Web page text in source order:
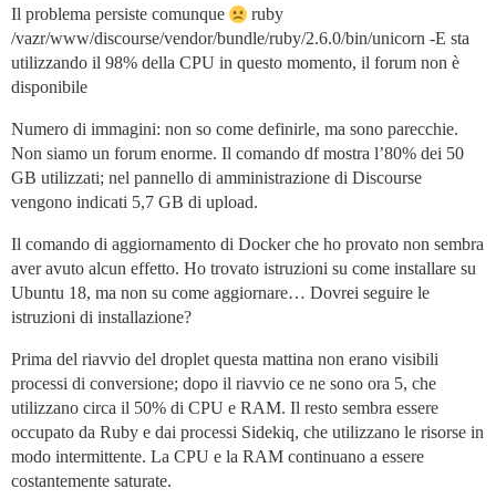
Il problema persiste comunque
ruby
/vazr/www/discourse/vendor/bundle/ruby/2.6.0/bin/unicorn -E sta
utilizzando il 98% della CPU in questo momento, il forum non è
disponibile
Numero di immagini: non so come definirle, ma sono parecchie.
Non siamo un forum enorme. Il comando df mostra l’80% dei 50
GB utilizzati; nel pannello di amministrazione di Discourse
vengono indicati 5,7 GB di upload.
Il comando di aggiornamento di Docker che ho provato non sembra
aver avuto alcun effetto. Ho trovato istruzioni su come installare su
Ubuntu 18, ma non su come aggiornare… Dovrei seguire le
istruzioni di installazione?
Prima del riavvio del droplet questa mattina non erano visibili
processi di conversione; dopo il riavvio ce ne sono ora 5, che
utilizzano circa il 50% di CPU e RAM. Il resto sembra essere
occupato da Ruby e dai processi Sidekiq, che utilizzano le risorse in
modo intermittente. La CPU e la RAM continuano a essere
costantemente saturate.